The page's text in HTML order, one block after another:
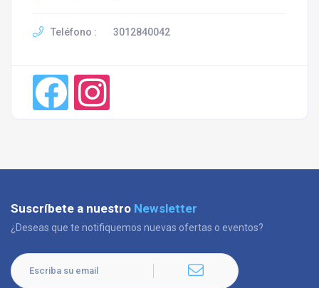
Teléfono : 3012840042
Suscríbete a nuestro Newsletter
¿Deseas que te notifiquemos nuevas ofertas o eventos?